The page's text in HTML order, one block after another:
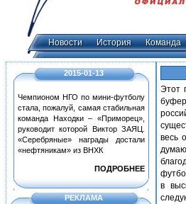
Новости История Команда
2015-01-13
Чемпионом НГО по мини-футболу
стала, пожалуй, самая стабильная
команда Находки – «Приморец»,
руководит которой Виктор ЗАЯЦ.
«Серебряные» награды достали
«нефтяникам» из ВНХК
ПОДРОБНЕЕ
РЕКЛАМА
Этот
весь
в